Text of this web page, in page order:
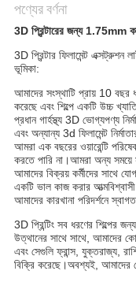
পণ্যের বর্ণনা
3D প্রিন্টারের জন্য 1.75mm
3D প্রিন্টার ফিলামেন্ট এক্সট্রুশন
ভূমিকা:
আমাদের সংস্থাটি প্রায় 10 বছর
করেছে এবং শিল্পে একটি উচ্চ
প্রধান গার্হস্থ্য 3D ভোগ্যপণ্য
এবং অন্যান্য 3d ফিলামেন্ট
আমরা এক বছরের ওয়ারেন্টি
করতে পারি না।আমরা অন্য সময়ে
আমাদের বিক্রয় কর্মীদের সাথে
একটি ভাল কাজ করার
আমাদের কারখানা পরিদর্শনে
3D প্রিন্টিং সব ধরণের শিল্পের
উত্থানের সাথে সাথে, আমাদের
এবং সেগুলি ফ্রান্স, যুক্তরাজ্য,
বিক্রি করেছে।অবশ্যই, আমাদের